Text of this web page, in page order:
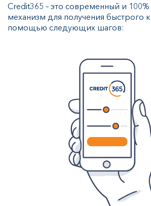
Credit365 – это современный и
механизм для получения быстрого
помощью следующих шагов: